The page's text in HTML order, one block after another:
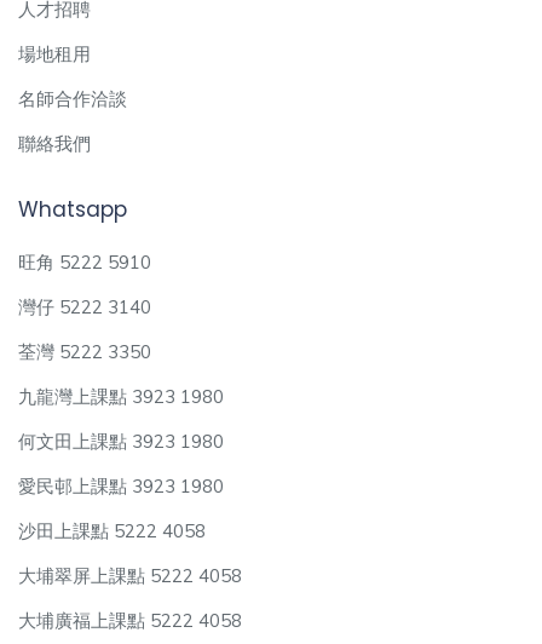
人才招聘
場地租用
名師合作洽談
聯絡我們
Whatsapp
旺角 5222 5910
灣仔 5222 3140
荃灣 5222 3350
九龍灣上課點 3923 1980
何文田上課點 3923 1980
愛民邨上課點 3923 1980
沙田上課點 5222 4058
大埔翠屏上課點 5222 4058
大埔廣福上課點 5222 4058